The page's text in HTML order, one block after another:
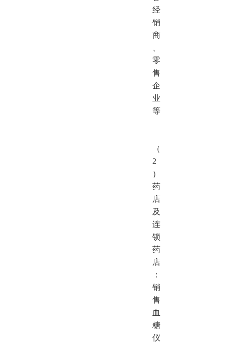
经
销
商
零
售
企
业
等
（
2
）
药
店
及
连
锁
药
店
：
销
售
血
糖
仪